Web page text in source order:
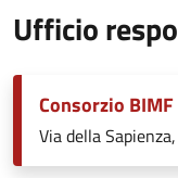
Ufficio
Consorzio BIMF
Via della